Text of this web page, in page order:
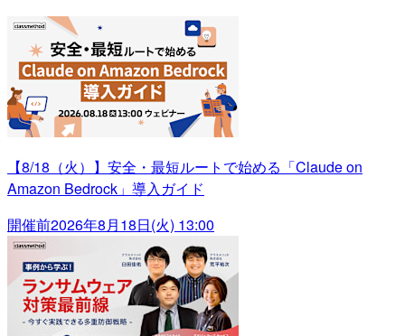
【8/18（火）】安全・最短ルートで始める「Claude on
Amazon Bedrock」導入ガイド
開催前2026年8月18日(火) 13:00